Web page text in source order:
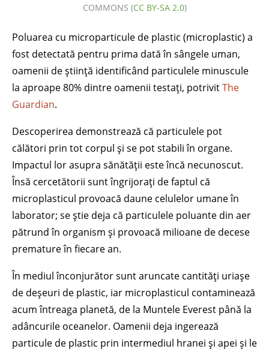
COMMONS (CC BY-SA 2.0)
Poluarea cu microparticule de plastic (microplastic) a
fost detectată pentru prima dată în sângele uman,
oamenii de știință identificând particulele minuscule
la aproape 80% dintre oamenii testați, potrivitThe
Guardian.
Descoperirea demonstrează că particulele pot
călători prin tot corpul și se pot stabili în organe.
Impactul lor asupra sănătății este încă necunoscut.
Însă cercetătorii sunt îngrijorați de faptul că
microplasticul provoacă daune celulelor umane în
laborator; se știe deja că particulele poluante din aer
pătrund în organism și provoacă milioane de decese
premature în fiecare an.
În mediul înconjurător sunt aruncate cantități uriașe
de deșeuri de plastic, iar microplasticul contaminează
acum întreaga planetă, de la Muntele Everest până la
adâncurile oceanelor. Oamenii deja ingerează
particule de plastic prin intermediul hranei și apei și le